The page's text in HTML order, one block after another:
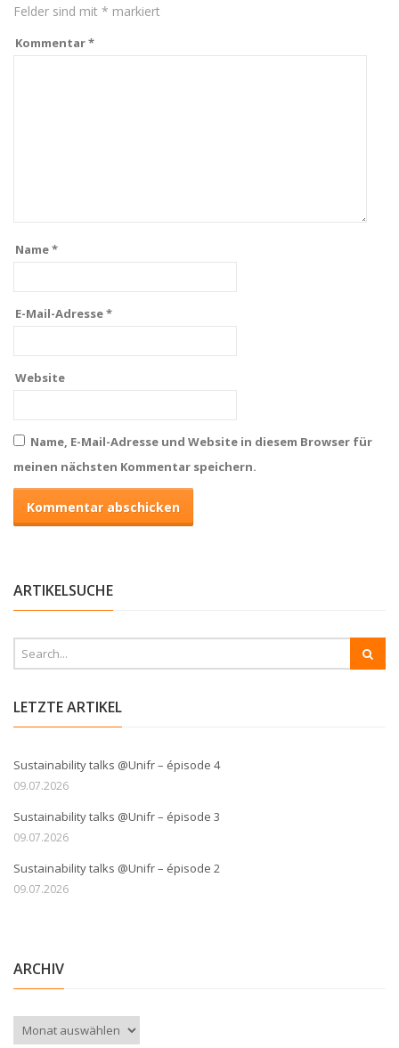
Felder sind mit * markiert
Kommentar*
Name*
E-Mail-Adresse*
Website
Name, E-Mail-Adresse und Website in diesem Browser für
meinen nächsten Kommentar speichern.
ARTIKELSUCHE
LETZTE ARTIKEL
Sustainability talks @Unifr – épisode 4
09.07.2026
Sustainability talks @Unifr – épisode 3
09.07.2026
Sustainability talks @Unifr – épisode 2
09.07.2026
ARCHIV
Archiv